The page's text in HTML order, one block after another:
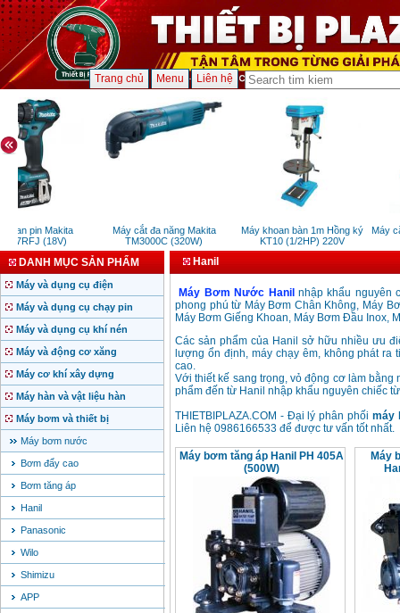
Trang chủ Menu Liên hệ
pin Makita
(18V)
Máy cắt đa năng Makita
TM3000C (320W)
Máy khoan bàn 1m Hồng ký
KT10 (1/2HP) 220V
Máy
DANH MỤC SẢN PHẨM
Máy và dụng cụ điện
Máy và dụng cụ chạy pin
Máy và dụng cụ khí nén
Máy và động cơ xăng
Máy cơ khí xây dựng
Máy hàn và vật liệu hàn
Máy bơm và thiết bị
Máy bơm nước
Bơm đẩy cao
Bơm tăng áp
Hanil
Panasonic
Wilo
Shimizu
APP
Hanil
Máy Bơm Nước Hanil nhập khẩu nguyên
phong phú từ Máy Bơm Chân Không, Máy
Máy Bơm Giếng Khoan, Máy Bơm Đầu Inox,
Các sản phẩm của Hanil sở hữu nhiều ưu
lượng ổn định, máy chạy êm, không phát
cao.
Với thiết kế sang trọng, vỏ động cơ làm bằng
phẩm đến từ Hanil nhập khẩu nguyên chiếc
THIETBIPLAZA.COM - Đại lý phân phối máy
Liên hệ 0986166533 để được tư vấn tốt nhất.
Máy bơm tăng áp Hanil PH 405A
(500W)
Máy